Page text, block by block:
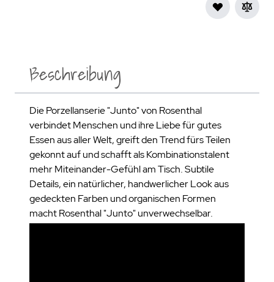
Beschreibung
Die Porzellanserie "Junto" von Rosenthal
verbindet Menschen und ihre Liebe für gutes
Essen aus aller Welt, greift den Trend fürs Teilen
gekonnt auf und schafft als Kombinationstalent
mehr Miteinander-Gefühl am Tisch. Subtile
Details, ein natürlicher, handwerlicher Look aus
gedeckten Farben und organischen Formen
macht Rosenthal "Junto" unverwechselbar.